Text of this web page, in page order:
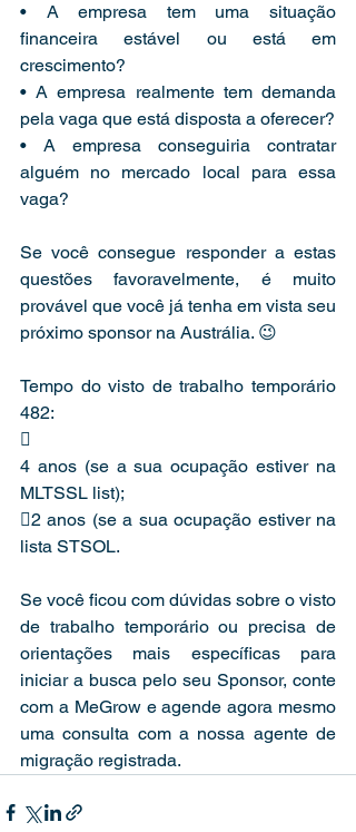
• A empresa tem uma situação
financeira estável ou está em
crescimento?
• A empresa realmente tem demanda
pela vaga que está disposta a oferecer?
• A empresa conseguiria contratar
alguém no mercado local para essa
vaga?
Se você consegue responder a estas
questões favoravelmente, é muito
provável que você já tenha em vista seu
próximo sponsor na Austrália. 😉
Tempo do visto de trabalho temporário
482:

4 anos (se a sua ocupação estiver na
MLTSSL list);
2 anos (se a sua ocupação estiver na
lista STSOL.
Se você ficou com dúvidas sobre o visto
de trabalho temporário ou precisa de
orientações mais específicas para
iniciar a busca pelo seu Sponsor, conte
com a MeGrow e agende agora mesmo
uma consulta com a nossa agente de
migração registrada.